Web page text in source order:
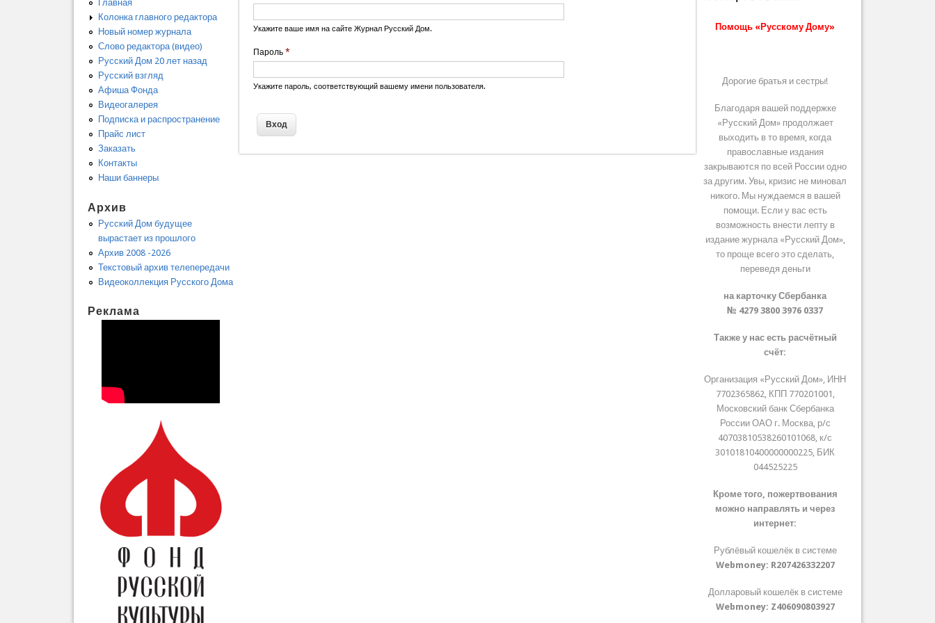
Укажите ваше имя на сайте Журнал Русский Дом.
Пароль*
Укажите пароль, соответствующий вашему имени пользователя.
Главная
Колонка главного редактора
Новый номер журнала
Слово редактора (видео)
Русский Дом 20 лет назад
Русский взгляд
Афиша Фонда
Видеогалерея
Подписка и распространение
Прайс лист
Заказать
Контакты
Наши баннеры
Архив
Русский Дом будущее
вырастает из прошлого
Архив 2008 -2026
Текстовый архив телепередачи
Видеоколлекция Русского Дома
Реклама
Помощь «Русскому Дому»
Дорогие братья и сестры!
Благодаря вашей поддержке
«Русский Дом» продолжает
выходить в то время, когда
православные издания
закрываются по всей России одно
за другим. Увы, кризис не миновал
никого. Мы нуждаемся в вашей
помощи. Если у вас есть
возможность внести лепту в
издание журнала «Русский Дом»,
то проще всего это сделать,
переведя деньги
на карточку Сбербанка
№ 4279 3800 3976 0337
Также у нас есть расчётный
счёт:
Организация «Русский Дом», ИНН
7702365862, КПП 770201001,
Московский банк Сбербанка
России ОАО г. Москва, р/с
40703810538260101068, к/с
30101810400000000225, БИК
044525225
Кроме того, пожертвования
можно направлять и через
интернет:
Рублёвый кошелёк в системе
Webmoney: R207426332207
Долларовый кошелёк в системе
Webmoney: Z406090803927